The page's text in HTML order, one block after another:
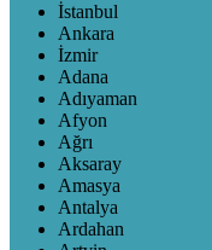
İstanbul
Ankara
İzmir
Adana
Adıyaman
Afyon
Ağrı
Aksaray
Amasya
Antalya
Ardahan